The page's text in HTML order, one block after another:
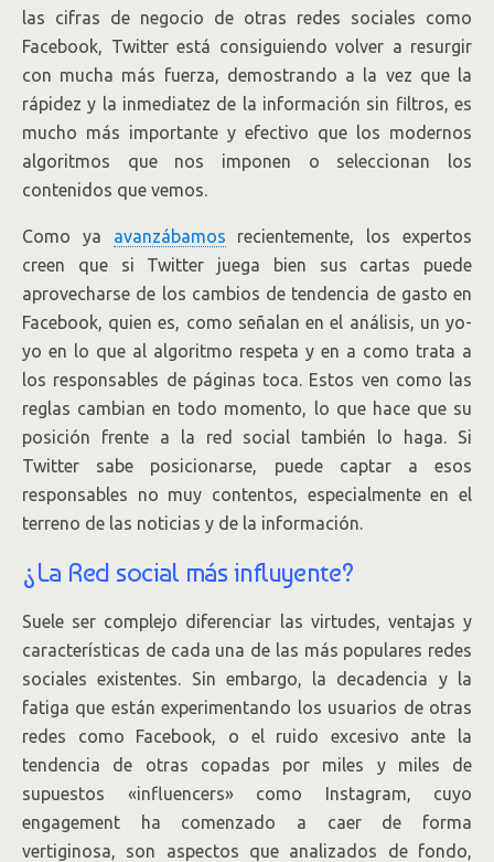
las cifras de negocio de otras redes sociales como
Facebook, Twitter está consiguiendo volver a resurgir
con mucha más fuerza, demostrando a la vez que la
rápidez y la inmediatez de la información sin filtros, es
mucho más importante y efectivo que los modernos
algoritmos que nos imponen o seleccionan los
contenidos que vemos.
Como ya avanzábamos recientemente, los expertos
creen que si Twitter juega bien sus cartas puede
aprovecharse de los cambios de tendencia de gasto en
Facebook, quien es, como señalan en el análisis, un yo-
yo en lo que al algoritmo respeta y en a como trata a
los responsables de páginas toca. Estos ven como las
reglas cambian en todo momento, lo que hace que su
posición frente a la red social también lo haga. Si
Twitter sabe posicionarse, puede captar a esos
responsables no muy contentos, especialmente en el
terreno de las noticias y de la información.
¿La Red social más influyente?
Suele ser complejo diferenciar las virtudes, ventajas y
características de cada una de las más populares redes
sociales existentes. Sin embargo, la decadencia y la
fatiga que están experimentando los usuarios de otras
redes como Facebook, o el ruido excesivo ante la
tendencia de otras copadas por miles y miles de
supuestos «influencers» como Instagram, cuyo
engagement ha comenzado a caer de forma
vertiginosa, son aspectos que analizados de fondo,